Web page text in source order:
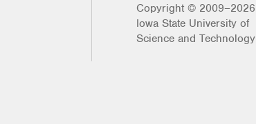
Copyright © 2009–2026
Iowa State University of
Science and Technology